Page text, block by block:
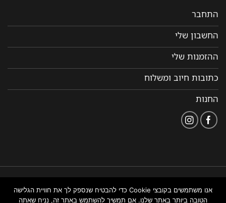
התחבר
החשבון שלי
ההזמנות שלי
כתובות חיוב ומשלוח
החנות
נגישות
באתר
ניהול אתרים
אנו משתמשים בקובצי Cookie כדי להבטיח שנספק לך את חוויית הגלישה
הטובה ביותר באתר שלנו. אם תמשיך להשתמש באתר זה, נניח שאתה